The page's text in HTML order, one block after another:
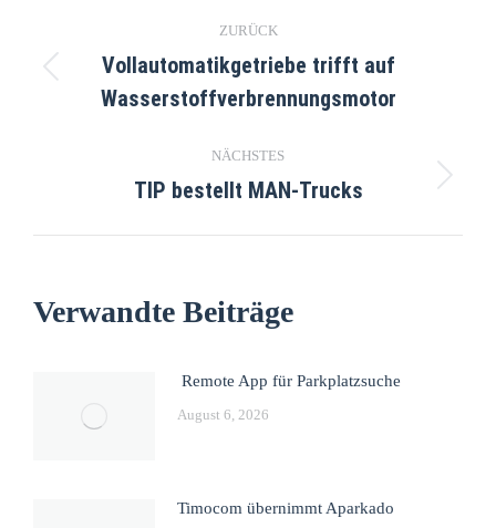
ZURÜCK
Vollautomatikgetriebe trifft auf
Wasserstoffverbrennungsmotor
NÄCHSTES
TIP bestellt MAN-Trucks
Verwandte Beiträge
Remote App für Parkplatzsuche
August 6, 2026
Timocom übernimmt Aparkado